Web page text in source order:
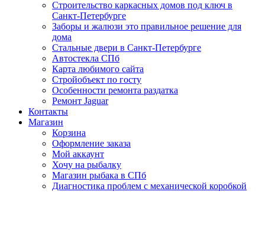
Строительство каркасных домов под ключ в
Санкт-Петербурге
Заборы и жалюзи это правильное решение для
дома
Стальные двери в Санкт-Петербурге
Автостекла СПб
Карта любимого сайта
Стройобъект по госту
Особенности ремонта раздатка
Ремонт Jaguar
Контакты
Магазин
Корзина
Оформление заказа
Мой аккаунт
Хочу на рыбалку
Магазин рыбака в СПб
Диагностика проблем с механической коробкой